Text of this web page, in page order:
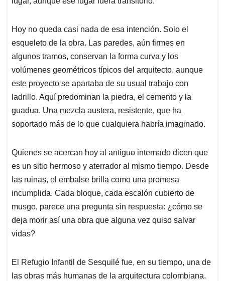
Hoy no queda casi nada de esa intención. Solo el
esqueleto de la obra. Las paredes, aún firmes en
algunos tramos, conservan la forma curva y los
volúmenes geométricos típicos del arquitecto, aunque
este proyecto se apartaba de su usual trabajo con
ladrillo. Aquí predominan la piedra, el cemento y la
guadua. Una mezcla austera, resistente, que ha
soportado más de lo que cualquiera habría imaginado.
Quienes se acercan hoy al antiguo internado dicen que
es un sitio hermoso y aterrador al mismo tiempo. Desde
las ruinas, el embalse brilla como una promesa
incumplida. Cada bloque, cada escalón cubierto de
musgo, parece una pregunta sin respuesta: ¿cómo se
deja morir así una obra que alguna vez quiso salvar
vidas?
El Refugio Infantil de Sesquilé fue, en su tiempo, una de
las obras más humanas de la arquitectura colombiana.